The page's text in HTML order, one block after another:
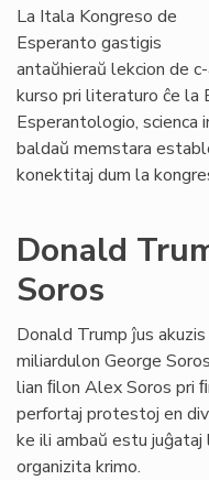
La Itala Kongreso de
Esperanto gastigis
antaŭhieraŭ lekcion de
kurso pri literaturo ĉe la
Esperantologio,
baldaŭ memstara
konektitaj dum la
Donald
Soros
Donald Trump ĵus
miliardulon George
lian ﬁlon Alex Soros pri
perfortaj protestoj en
ke ili ambaŭ estu juĝataj
organizita krimo.